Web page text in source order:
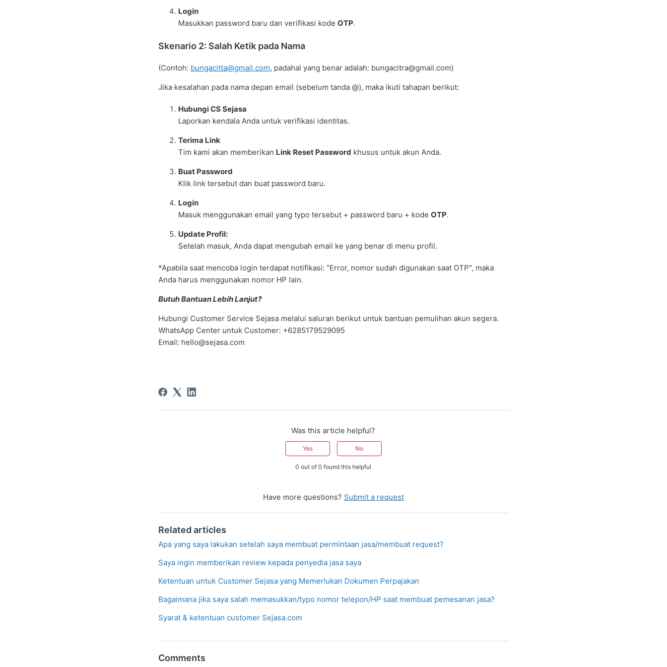
Login
Masukkan password baru dan verifikasi kodeOTP.
Skenario 2: Salah Ketik pada Nama
(Contoh: bungacitta@gmail.com, padahal yang benar adalah: bungacitra@gmail.com)
Jika kesalahan pada nama depan email (sebelum tanda @), maka ikuti tahapan berikut:
Hubungi CS Sejasa
Laporkan kendala Anda untuk verifikasi identitas.
Terima Link
Tim kami akan memberikan Link Reset Password khusus untuk akun Anda.
Buat Password
Klik link tersebut dan buat password baru.
Login
Masuk menggunakan email yang typo tersebut + password baru + kodeOTP.
Update Profil:
Setelah masuk, Anda dapat mengubah email ke yang benar di menu profil.
*Apabila saat mencoba login terdapat notifikasi: "Error, nomor sudah digunakan saat OTP", maka
Anda harus menggunakan nomor HP lain.
Butuh Bantuan Lebih Lanjut?
Hubungi Customer Service Sejasa melalui saluran berikut untuk bantuan pemulihan akun segera.
WhatsApp Center untuk Customer: +6285179529095
Email: hello@sejasa.com
Was this article helpful?
Yes No
0 out of 0 found this helpful
Have more questions? Submit a request
Related articles
Apa yang saya lakukan setelah saya membuat permintaan jasa/membuat request?
Saya ingin memberikan review kepada penyedia jasa saya
Ketentuan untuk Customer Sejasa yang Memerlukan Dokumen Perpajakan
Bagaimana jika saya salah memasukkan/typo nomor telepon/HP saat membuat pemesanan jasa?
Syarat & ketentuan customer Sejasa.com
Comments